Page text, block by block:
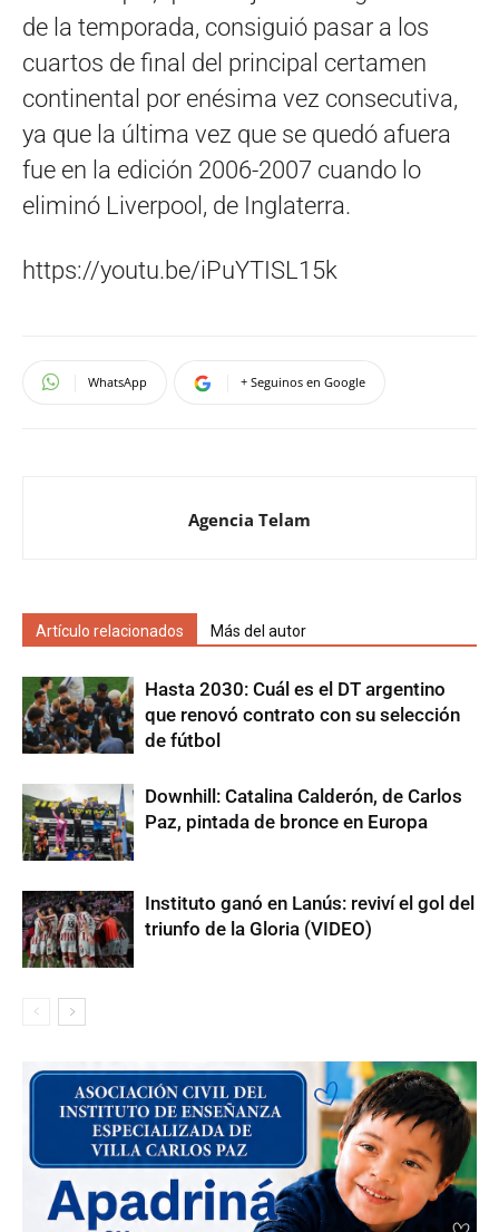
de la temporada, consiguió pasar a los
cuartos de final del principal certamen
continental por enésima vez consecutiva,
ya que la última vez que se quedó afuera
fue en la edición 2006-2007 cuando lo
eliminó Liverpool, de Inglaterra.
https://youtu.be/iPuYTISL15k
WhatsApp + Seguinos en Google
Agencia Telam
Artículo relacionados Más del autor
Hasta 2030: Cuál es el DT argentino
que renovó contrato con su selección
de fútbol
Downhill: Catalina Calderón, de Carlos
Paz, pintada de bronce en Europa
Instituto ganó en Lanús: reviví el gol del
triunfo de la Gloria (VIDEO)